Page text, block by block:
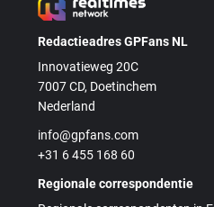
Redactieadres GPFans NL
Innovatieweg 20C
7007 CD, Doetinchem
Nederland
info@gpfans.com
+31 6 455 168 60
Regionale correspondentie